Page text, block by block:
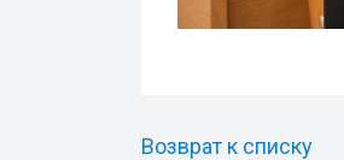
Возврат к списку